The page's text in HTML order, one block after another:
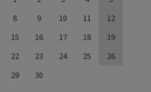
8 9 10 11
12
15 16 17 18
19
22 23 24 25
26
29 30